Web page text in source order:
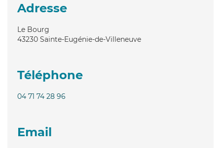
Adresse
Le Bourg
43230 Sainte-Eugénie-de-Villeneuve
Téléphone
04 71 74 28 96
Email